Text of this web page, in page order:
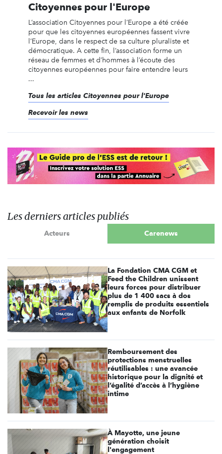
Citoyennes pour l'Europe
L’association Citoyennes pour l’Europe a été créée
pour que les citoyennes européennes fassent vivre
l’Europe, dans le respect de sa culture pluraliste et
démocratique. A cette fin, l’association forme un
réseau de femmes et d’hommes à l’écoute des
citoyennes européennes pour faire entendre leurs
...
Tous les articles Citoyennes pour l'Europe
Recevoir les news
Les derniers articles publiés
Acteurs Carenews
La Fondation CMA CGM et
Feed the Children unissent
leurs forces pour distribuer
plus de 1 400 sacs à dos
remplis de produits essentiels
aux enfants de Norfolk
Remboursement des
protections menstruelles
réutilisables : une avancée
historique pour la dignité et
l’égalité d’accès à l’hygiène
intime
À Mayotte, une jeune
génération choisit
l'engagement